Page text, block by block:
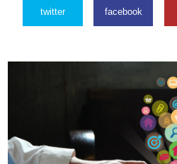
twitter facebook